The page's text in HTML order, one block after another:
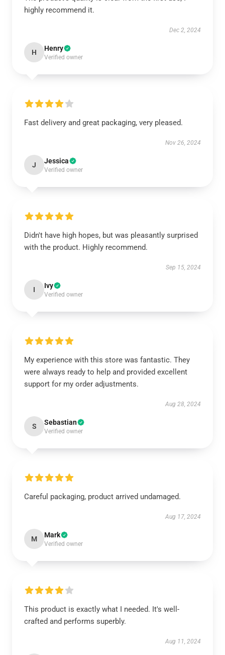
highly recommend it.
Dec 2, 2024
H Henry
Verified owner
Fast delivery and great packaging, very pleased.
Nov 26, 2024
J Jessica
Verified owner
Didn't have high hopes, but was pleasantly surprised
with the product. Highly recommend.
Sep 15, 2024
I Ivy
Verified owner
My experience with this store was fantastic. They
were always ready to help and provided excellent
support for my order adjustments.
Aug 28, 2024
S Sebastian
Verified owner
Careful packaging, product arrived undamaged.
Aug 17, 2024
M Mark
Verified owner
This product is exactly what I needed. It's well-
crafted and performs superbly.
Aug 11, 2024